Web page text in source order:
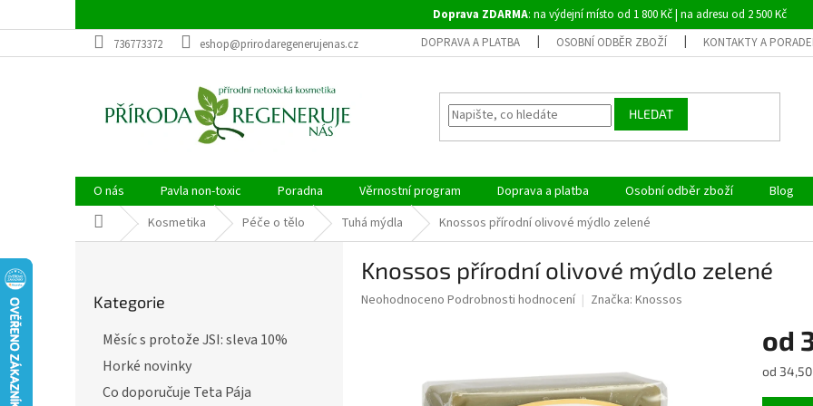
na
Doprava ZDARMA: na výdejní místo od 1 800 Kč | na adresu od 2 500 Kč
736773372
eshop@prirodaregenerujenas.cz DOPRAVA A PLATBA OSOBNÍ ODBĚR ZBOŽÍ KONTAKTY A
HLEDAT
O nás Pavla non-toxic Poradna Věrnostní program Doprava a platba Osobní odběr zboží Blog
Domů Kosmetika Péče o tělo Tuhá mýdla Knossos přírodní olivové mýdlo zelené
kategorie
Kategorie
Měsíc s protože JSI: sleva 10%
Horké novinky
Co doporučuje Teta Pája
Knossos přírodní olivové mýdlo zelené
Průměrné
Neohodnoceno Podrobnosti hodnocení Značka: Knossos
od
Měrná
od